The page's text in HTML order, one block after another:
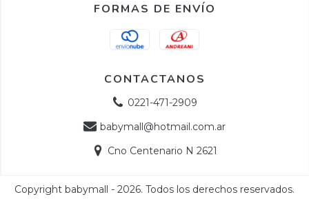
FORMAS DE ENVÍO
CONTACTANOS
0221-471-2909
babymall@hotmail.com.ar
Cno Centenario N 2621
Copyright babymall - 2026. Todos los derechos reservados.